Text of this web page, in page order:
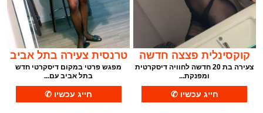
קוקסינלית פצצה חדשה
צעירה בת 20 חדשה לחוויה דיסקרטית
ומפנקת...
טרנסית צעירה בתל אביב
מפגש פרטי במקום דיסקרטי חדש
בתל אביב עם...